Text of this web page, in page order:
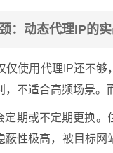
：动态代理IP的
仅使用代理IP还不
，不适合高频场景。
定期或不定期更换
蔽性极高，被目标